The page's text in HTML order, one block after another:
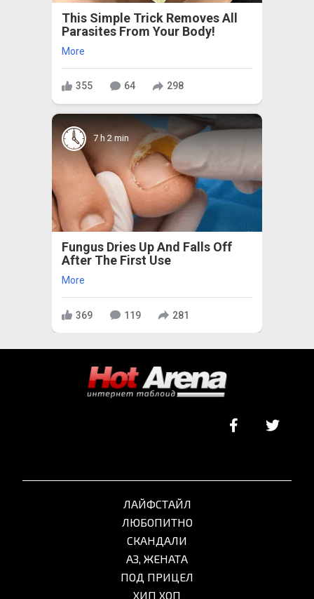
This Simple Trick Removes All
Parasites From Your Body!
More
355 64 298
7 h 2 min
Fungus Dries Up And Falls Off
After The First Use
More
369 119 281
ЛАЙФСТАЙЛ
ЛЮБОПИТНО
СКАНДАЛИ
АЗ, ЖЕНАТА
ПОД ПРИЦЕЛ
ХИП ХОП